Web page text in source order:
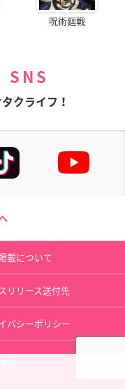
呪術廻戦
SNS
クライフ！
載について
リリース送付先
バシーポリシー